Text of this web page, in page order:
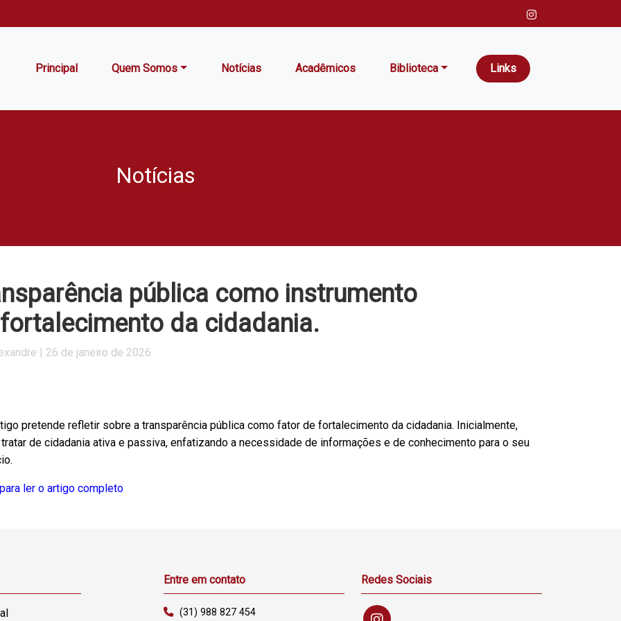
Principal Quem Somos Notícias Acadêmicos Biblioteca Links
Notícias
pública como instrumento
da cidadania.
| 26 de janeiro de 2026
pretende refletir sobre a transparência pública como fator de fortalecimento da cidadania. Inicialmente,
de cidadania ativa e passiva, enfatizando a necessidade de informações e de conhecimento para o seu
ler o artigo completo
Entre em contato
(31) 988 827 454
Redes Sociais